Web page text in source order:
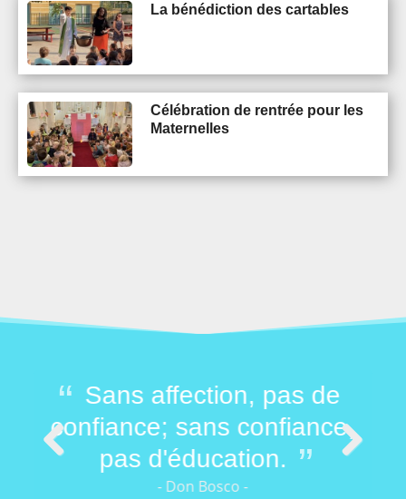
La bénédiction des cartables
Célébration de rentrée pour les
Maternelles
Sans affection, pas de
confiance; sans confiance,
pas d'éducation.
- Don Bosco -
Previous